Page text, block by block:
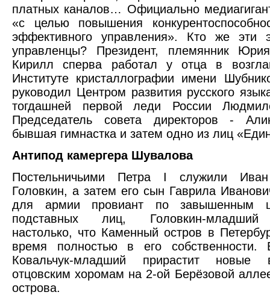
платных каналов… Официально
«с целью повышения
эффективного управления». Кто же эти
управленцы? Президент, племянник
Кирилл сперва работал у отца в
Институте кристаллографии имени
руководил Центром развития русского
тогдашней первой леди России
Председатель совета директоров -
бывшая гимнастка и затем одно из лиц
Антипод камергера Шувалова
Постельничьими Петра I служили
Головкин, а затем его сын Гаврила
для армии провиант по завышенным
подставных лиц, Головкин-младший
настолько, что Каменный остров в
время полностью в его собственности.
Ковальчук-младший прирастит новые
отцовским хоромам на 2-ой Берёзовой
острова.